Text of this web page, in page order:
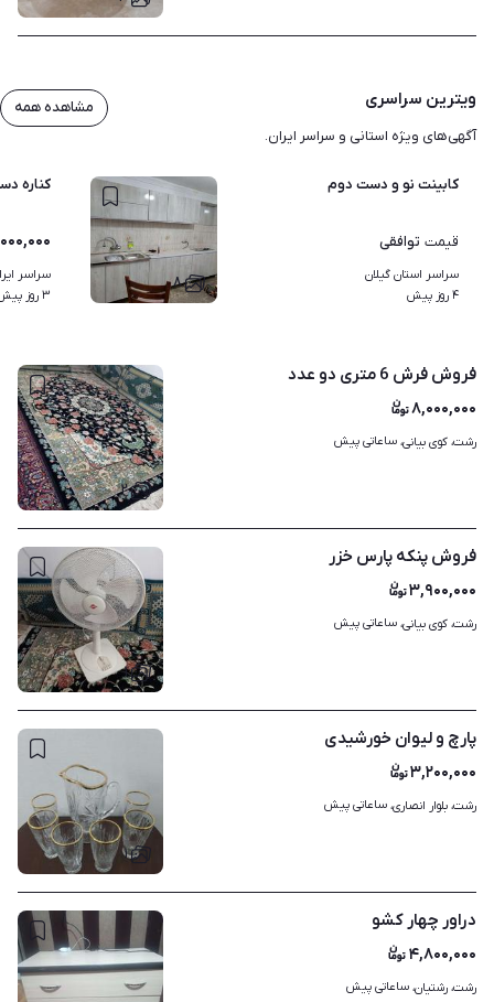
ویترین سراسری
آگهی‌های ویژه استانی و سراسر ایران.
مشاهده همه
۸
کابینت نو و دست دوم
قیمت توافقی
سراسر استان گیلان
۴ روز پیش
کناره
سراسر
۳ روز پیش
۲
فروش فرش 6 متری دو عدد
۸,۰۰۰,۰۰۰
رشت، کوی بیانی، ساعاتی پیش
۱
فروش پنکه پارس خزر
۳,۹۰۰,۰۰۰
رشت، کوی بیانی، ساعاتی پیش
۱
پارچ و لیوان خورشیدی
۳,۲۰۰,۰۰۰
رشت، بلوار انصاری، ساعاتی پیش
دراور چهار کشو
۴,۸۰۰,۰۰۰
رشت، رشتیان، ساعاتی پیش